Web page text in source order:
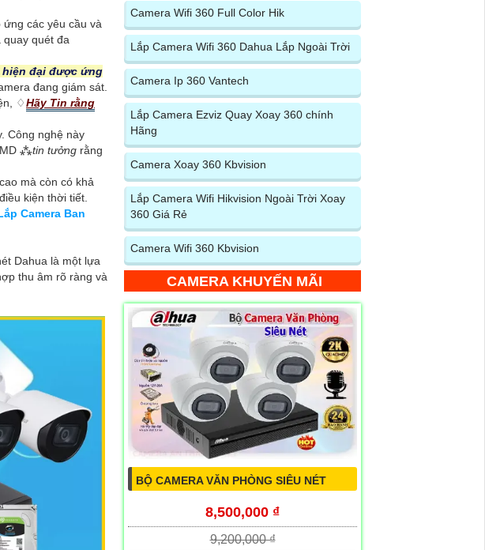
các yêu cầu và
quét đa
hiện đại được ứng
đang giám sát.
♢Hãy Tin rằng
Công nghệ này
⁂tin tưởng rằng
mà còn có khả
kiện thời tiết.
Camera Ban
Dahua là một lựa
thu âm rõ ràng và
Camera Wifi 360 Full Color Hik
Lắp Camera Wifi 360 Dahua Lắp Ngoài Trời
Camera Ip 360 Vantech
Lắp Camera Ezviz Quay Xoay 360 chính
Hãng
Camera Xoay 360 Kbvision
Lắp Camera Wifi Hikvision Ngoài Trời Xoay
360 Giá Rẻ
Camera Wifi 360 Kbvision
CAMERA KHUYẾN MÃI
BỘ CAMERA VĂN PHÒNG SIÊU NÉT
8,500,000 ₫
9,200,000 ₫